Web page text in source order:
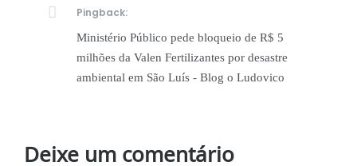
Pingback:
Ministério Público pede bloqueio de R$ 5
milhões da Valen Fertilizantes por desastre
ambiental em São Luís - Blog o Ludovico
Deixe um comentário